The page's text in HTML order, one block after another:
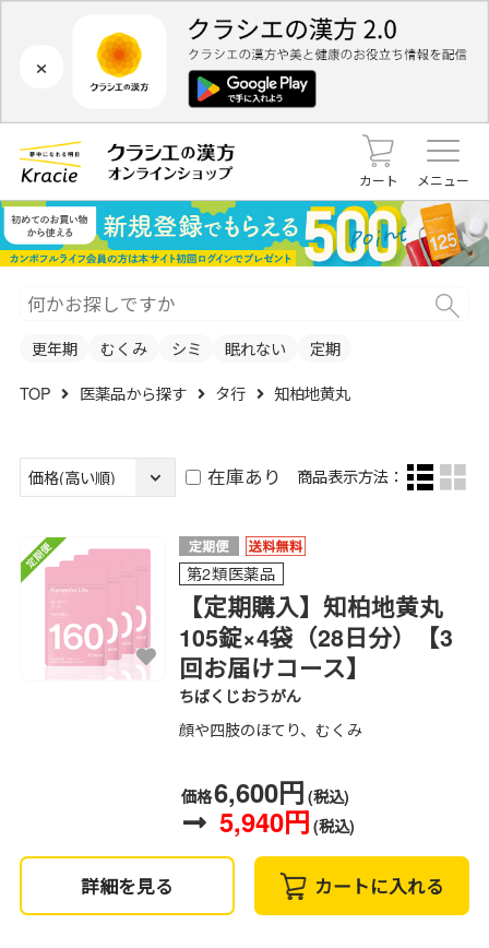
×
カート メニュー
更年期 むくみ シミ 眠れない 定期
TOP 医薬品から探す タ行 知柏地黄丸
在庫あり 商品表示方法：
第2類医薬品
【定期購入】知柏地黄丸
105錠×4袋（28日分）【3
回お届けコース】
ちばくじおうがん
顔や四肢のほてり、むくみ
価格6,600円 (税込)
5,940円 (税込)
詳細を見る カートに入れる